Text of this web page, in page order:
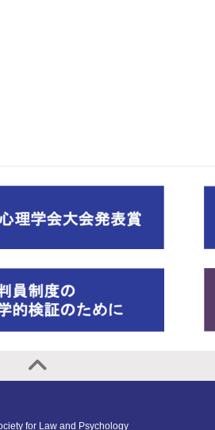
for Law and Psychology